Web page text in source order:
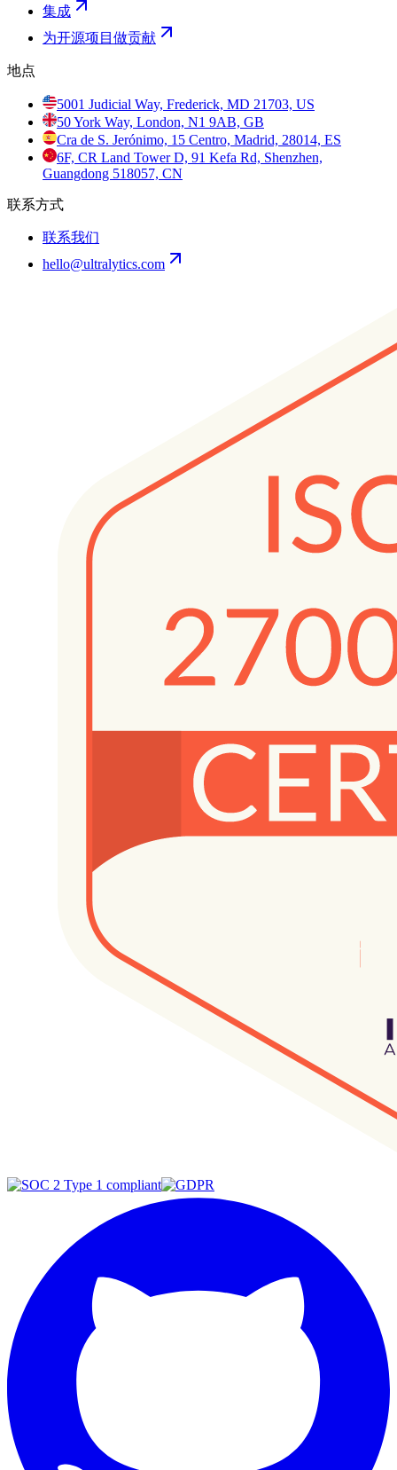
集成
为开源项目做贡献
地点
5001 Judicial Way, Frederick, MD 21703, US
50 York Way, London, N1 9AB, GB
Cra de S. Jerónimo, 15 Centro, Madrid, 28014, ES
6F, CR Land Tower D, 91 Kefa Rd, Shenzhen,
Guangdong 518057, CN
联系方式
联系我们
hello@ultralytics.com